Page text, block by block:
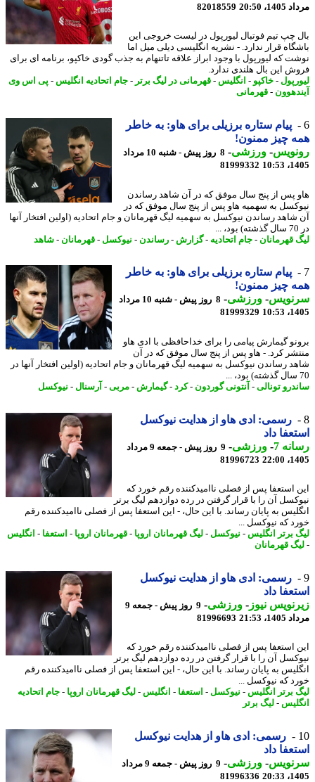
20:50
82018559
چپ تیم فوتبال لیورپول در لیست خروجی این
قرار ندارد. - نشریه انگلیسی دیلی میل اما
که لیورپول با وجود ابراز علاقه تاتنهام به جذب گودی خاکپو، برنامه ای برای
این بال هلندی ندارد.
-خاکپو-انگلیس-قهرمانی در لیگ برتر - جام اتحادیه انگلیس-پی اس وی
-قهرمانی
پیام ستاره برزیلی برای هاو: به خاطر
چیز ممنون!
-ورزشی-
8 روز پیش - شنبه 10 مرداد
81999332
پس از پنج سال موفق که در آن شاهد رساندن
به سهمیه هاو پس از پنج سال موفق که در
رساندن نیوکسل به سهمیه لیگ قهرمانان و جام اتحادیه (اولین افتخار آنها
قهرمانان-جام اتحادیه-گزارش -رساندن-نیوکسل-قهرمانان-شاهد
پیام ستاره برزیلی برای هاو: به خاطر
چیز ممنون!
-ورزشی-
8 روز پیش - شنبه 10 مرداد
81999329
گیمارش پیامی را برای خداحافظی با ادی هاو
کرد. - هاو پس از پنج سال موفق که در آن
رساندن نیوکسل به سهمیه لیگ قهرمانان و جام اتحادیه (اولین افتخار آنها در
تونالی-آنتونی گوردون -کرد-گیمارش-مربی- آرسنال-نیوکسل
رسمی: ادی هاو از هدایت نیوکسل
داد
7
-ورزشی-
9 روز پیش - جمعه 9 مرداد
81996723
استعفا پس از فصلی ناامیدکننده رقم خورد که
آن را با قرار گرفتن در رده دوازدهم لیگ برتر
به پایان رساند. با این حال، - این استعفا پس از فصلی ناامیدکننده رقم
که نیوکسل ...
برتر انگلیس-نیوکسل-لیگ قهرمانان اروپا - قهرمانان اروپا - استعفا-انگلیس
قهرمانان
رسمی: ادی هاو از هدایت نیوکسل
داد
نیوز-ورزشی-
9 روز پیش - جمعه 9
21:53
81996693
استعفا پس از فصلی ناامیدکننده رقم خورد که
آن را با قرار گرفتن در رده دوازدهم لیگ برتر
به پایان رساند. با این حال، - این استعفا پس از فصلی ناامیدکننده رقم
که نیوکسل ...
برتر انگلیس-نیوکسل-استعفا-انگلیس-لیگ قهرمانان اروپا - جام اتحادیه
-لیگ برتر
رسمی: ادی هاو از هدایت نیوکسل
داد
-ورزشی-
9 روز پیش - جمعه 9 مرداد
81996336